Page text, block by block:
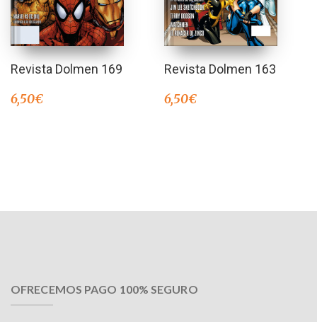
Revista Dolmen 169
6,50€
Revista Dolmen 163
6,50€
OFRECEMOS PAGO 100% SEGURO